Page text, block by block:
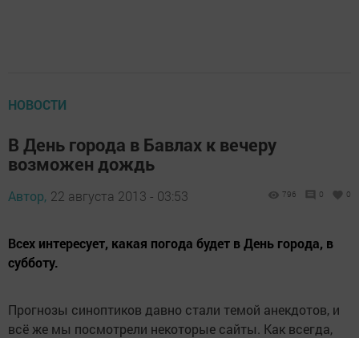
НОВОСТИ
В День города в Бавлах к вечеру
возможен дождь
Автор, 22 августа 2013 - 03:53 796 0 0
Всех интересует, какая погода будет в День города, в
субботу.
Прогнозы синоптиков давно стали темой анекдотов, и
всё же мы посмотрели некоторые сайты. Как всегда,